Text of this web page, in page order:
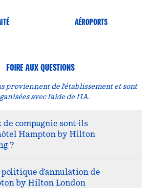
AÉROPORTS
FOIRE AUX QUESTIONS
proviennent de l'établissement et sont
avec l'aide de l'IA.
compagnie sont-ils
Hampton by Hilton
?
politique d'annulation de
by Hilton London